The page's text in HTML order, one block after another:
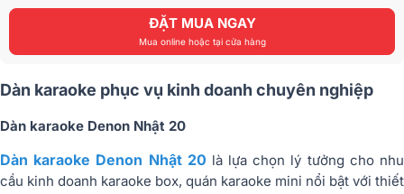
ĐẶT MUA NGAY
Mua online hoặc tại cửa hàng
Dàn karaoke phục vụ kinh doanh chuyên nghiệp
Dàn karaoke Denon Nhật 20
Dàn karaoke Denon Nhật 20 là lựa chọn lý tưởng cho nhu
cầu kinh doanh karaoke box, quán karaoke mini nổi bật với thiết